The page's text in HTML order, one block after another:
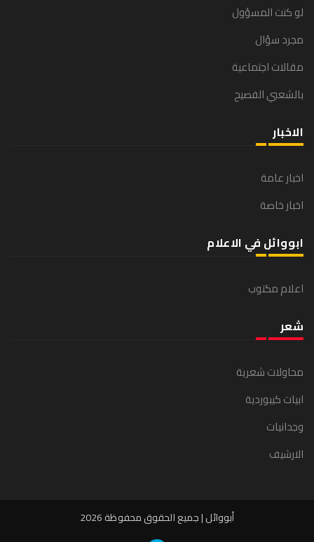
لو كنت المسؤول
مجرد سؤال
مقالات اجتماعية
بالشعبي الفصيح
الاخبار
اخبار عامة
اخبار خاصة
ابووائل في الاعلام
اعلام مكتوب
شعر
محاولات شعرية
ابيات كيبوردية
وجدانيات
الارشيف
أبووائل | جميع الحقوق محفوظة 2026